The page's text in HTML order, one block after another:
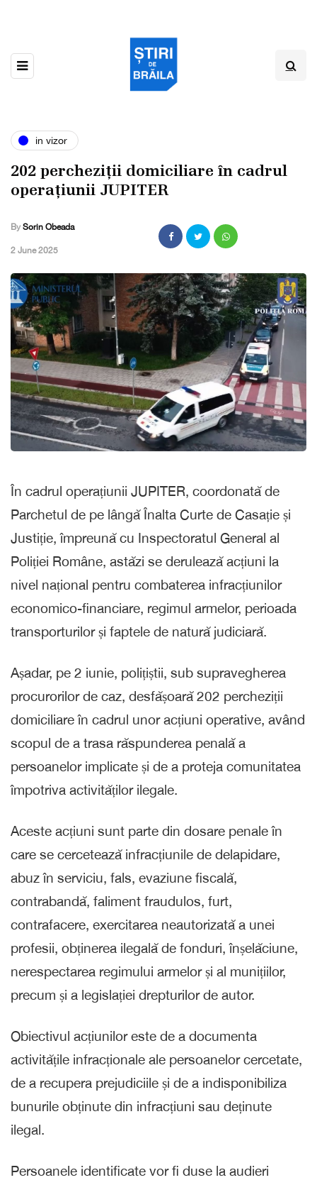
in vizor
202 percheziții domiciliare în cadrul
operațiunii JUPITER
By Sorin Obeada
,2 June 2025
În cadrul operațiunii JUPITER, coordonată de
Parchetul de pe lângă Înalta Curte de Casație și
Justiție, împreună cu Inspectoratul General al
Poliției Române, astăzi se derulează acțiuni la
nivel național pentru combaterea infracțiunilor
economico-financiare, regimul armelor, perioada
transporturilor și faptele de natură judiciară.
Așadar, pe 2 iunie, polițiștii, sub supravegherea
procurorilor de caz, desfășoară 202 percheziții
domiciliare în cadrul unor acțiuni operative, având
scopul de a trasa răspunderea penală a
persoanelor implicate și de a proteja comunitatea
împotriva activităților ilegale.
Aceste acțiuni sunt parte din dosare penale în
care se cercetează infracțiunile de delapidare,
abuz în serviciu, fals, evaziune fiscală,
contrabandă, faliment fraudulos, furt,
contrafacere, exercitarea neautorizată a unei
profesii, obținerea ilegală de fonduri, înșelăciune,
nerespectarea regimului armelor și al munițiilor,
precum și a legislației drepturilor de autor.
Obiectivul acțiunilor este de a documenta
activitățile infracționale ale persoanelor cercetate,
de a recupera prejudiciile și de a indisponibiliza
bunurile obținute din infracțiuni sau deținute
ilegal.
Persoanele identificate vor fi duse la audieri